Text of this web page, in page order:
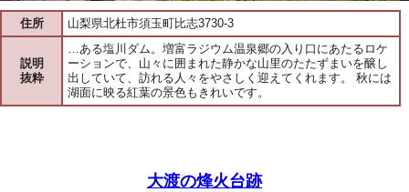
住所 山梨県北杜市須玉町比志3730-3
説明
抜粋
…ある塩川ダム。増富ラジウム温泉郷の入り口にあたるロケ
ーションで、山々に囲まれた静かな山里のたたずまいを醸し
出していて、訪れる人々をやさしく迎えてくれます。 秋には
湖面に映る紅葉の景色もきれいです。
大渡の烽火台跡